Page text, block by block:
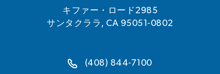
キファー・ロード2985
サンタクララ, CA 95051-0802
(408) 844-7100